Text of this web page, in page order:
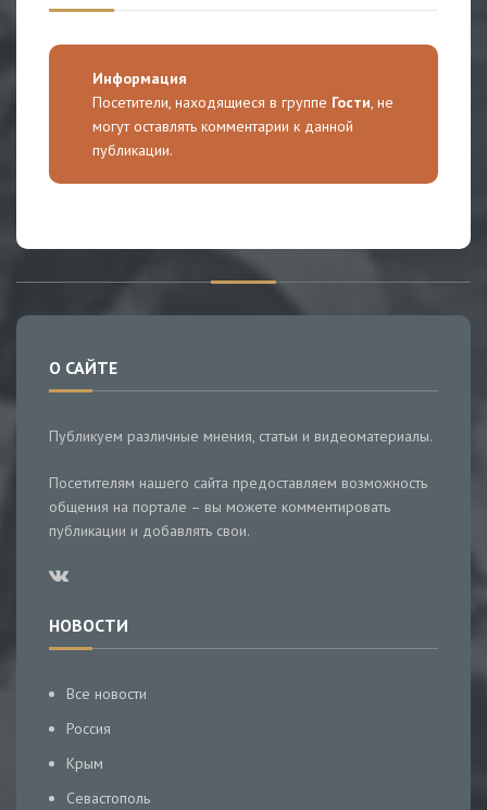
Информация
Посетители, находящиеся в группе Гости, не
могут оставлять комментарии к данной
публикации.
О САЙТЕ
Публикуем различные мнения, статьи и видеоматериалы.
Посетителям нашего сайта предоставляем возможность
общения на портале – вы можете комментировать
публикации и добавлять свои.
НОВОСТИ
Все новости
Россия
Крым
Севастополь